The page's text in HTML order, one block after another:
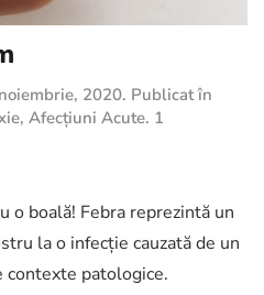
2020. Publicat în
, Afecțiuni Acute. 1
o boală! Febra reprezintă un
la o infecție cauzată de un
contexte patologice.